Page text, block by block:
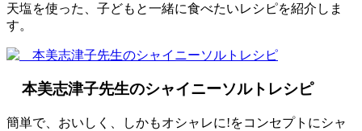
天塩を使った、子どもと一緒に食べたいレシピを紹介しま
す。
本美志津子先生のシャイニーソルトレシピ
簡単で、おいしく、しかもオシャレに!をコンセプトにシャ